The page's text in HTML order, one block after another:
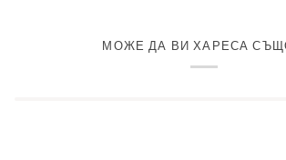
МОЖЕ ДА ВИ ХАРЕСА